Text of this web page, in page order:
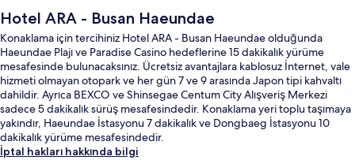
Hotel ARA - Busan Haeundae
Konaklama için tercihiniz Hotel ARA - Busan Haeundae olduğunda
Haeundae Plajı ve Paradise Casino hedeflerine 15 dakikalık yürüme
mesafesinde bulunacaksınız. Ücretsiz avantajlara kablosuz İnternet, vale
hizmeti olmayan otopark ve her gün 7 ve 9 arasında Japon tipi kahvaltı
dahildir. Ayrıca BEXCO ve Shinsegae Centum City Alışveriş Merkezi
sadece 5 dakikalık sürüş mesafesindedir. Konaklama yeri toplu taşımaya
yakındır, Haeundae İstasyonu 7 dakikalık ve Dongbaeg İstasyonu 10
dakikalık yürüme mesafesindedir.
İptal hakları hakkında bilgi